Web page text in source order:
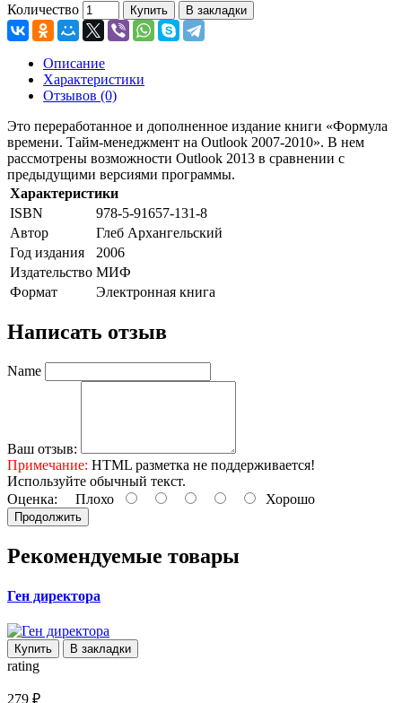
Количество Купить В закладки
Описание
Характеристики
Отзывов (0)
Это переработанное и дополненное издание книги «Формула
времени. Тайм-менеджмент на Outlook 2007-2010». В нем
рассмотрены возможности Outlook 2013 в сравнении с
предыдущими версиями программы.
Характеристики
ISBN
978-5-91657-131-8
Автор
Глеб Архангельский
Год издания
2006
Издательство МИФ
Формат
Электронная книга
Написать отзыв
Name
Ваш отзыв:
Примечание: HTML разметка не поддерживается!
Используйте обычный текст.
Оценка: Плохо Хорошо
Продолжить
Рекомендуемые товары
Ген директора
Купить В закладки
rating
279 ₽